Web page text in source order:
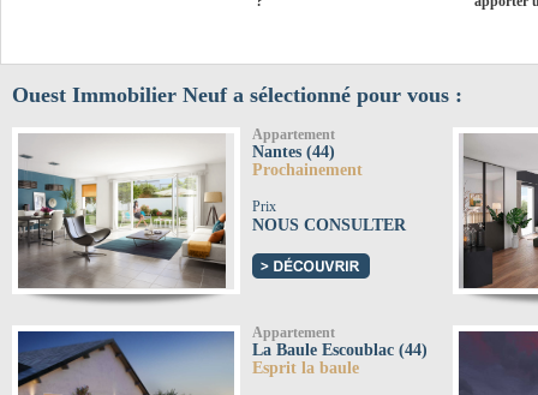
Ouest Immobilier Neuf a sélectionné pour vous :
Appartement
Nantes (44)
Prochainement
Prix
NOUS CONSULTER
Appartement
La Baule Escoublac (44)
Esprit la baule